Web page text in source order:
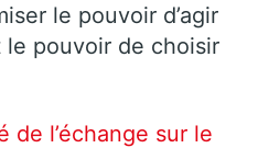
le pouvoir d’agir
pouvoir de choisir
de l’échange sur le